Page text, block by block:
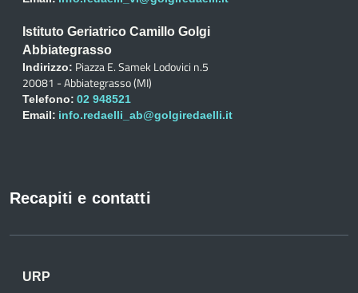
Istituto Geriatrico Camillo Golgi
Abbiategrasso
Indirizzo: Piazza E. Samek Lodovici n.5
20081 - Abbiategrasso (MI)
Telefono: 02 948521
Email: info.redaelli_ab@golgiredaelli.it
Recapiti e contatti
URP